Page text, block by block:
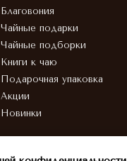
Благовония
Чайные подарки
Чайные подборки
Книги к чаю
Подарочная упаковка
Акции
Новинки